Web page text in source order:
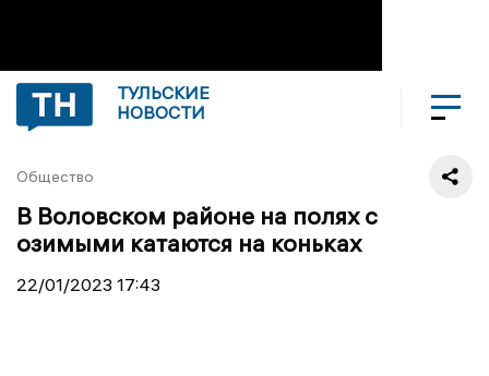
ТУЛЬСКИЕ
НОВОСТИ
Общество
В Воловском районе на полях с
озимыми катаются на коньках
22/01/2023 17:43